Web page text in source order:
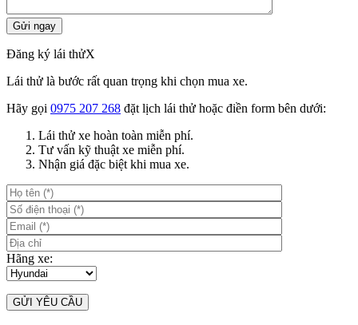
Đăng ký lái thửX
Lái thử là bước rất quan trọng khi chọn mua xe.
Hãy gọi 0975 207 268 đặt lịch lái thử hoặc điền form bên dưới:
Lái thử xe hoàn toàn miễn phí.
Tư vấn kỹ thuật xe miễn phí.
Nhận giá đặc biệt khi mua xe.
Hãng xe: